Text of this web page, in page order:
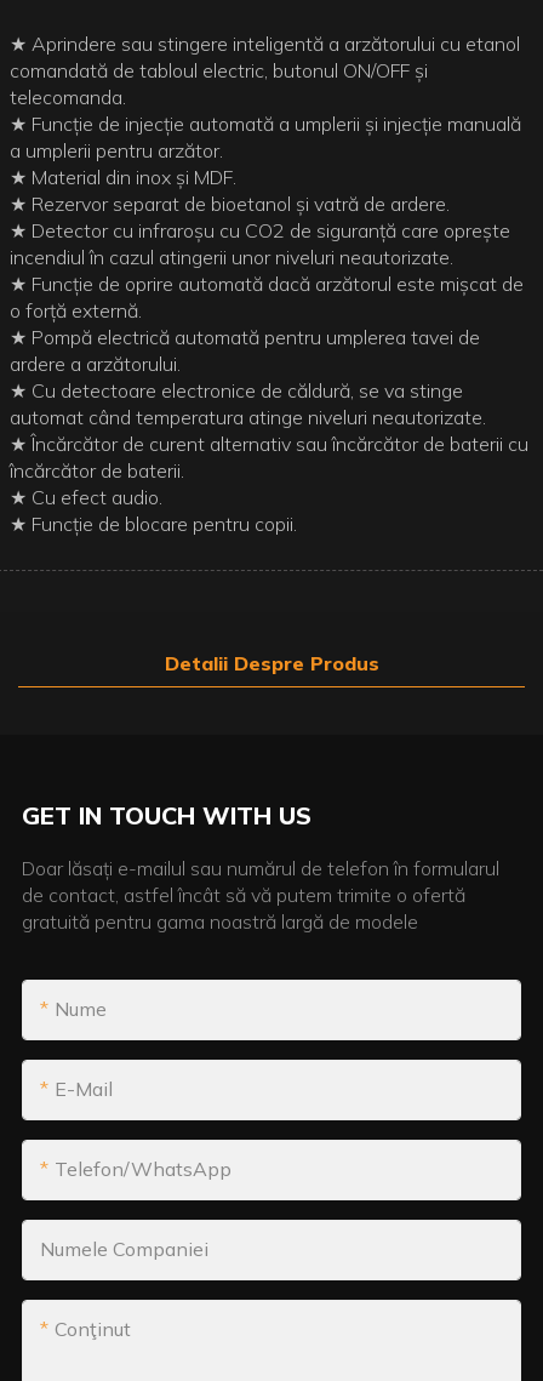
★ Aprindere sau stingere inteligentă a arzătorului cu etanol
comandată de tabloul electric, butonul ON/OFF și
telecomanda.
★ Funcție de injecție automată a umplerii și injecție manuală
a umplerii pentru arzător.
★ Material din inox și MDF.
★ Rezervor separat de bioetanol și vatră de ardere.
★ Detector cu infraroșu cu CO2 de siguranță care oprește
incendiul în cazul atingerii unor niveluri neautorizate.
★ Funcție de oprire automată dacă arzătorul este mișcat de
o forță externă.
★ Pompă electrică automată pentru umplerea tavei de
ardere a arzătorului.
★ Cu detectoare electronice de căldură, se va stinge
automat când temperatura atinge niveluri neautorizate.
★ Încărcător de curent alternativ sau încărcător de baterii cu
încărcător de baterii.
★ Cu efect audio.
★ Funcție de blocare pentru copii.
Detalii Despre Produs
GET IN TOUCH WITH US
Doar lăsați e-mailul sau numărul de telefon în formularul
de contact, astfel încât să vă putem trimite o ofertă
gratuită pentru gama noastră largă de modele
Nume
E-Mail
Telefon/WhatsApp
Numele Companiei
Conţinut